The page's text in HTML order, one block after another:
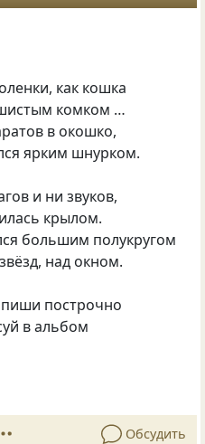
как кошка
комком …
в окошко,
ярким шнурком.
и ни звуков,
крылом.
большим полукругом
над окном.
построчно
в альбом
Обсудить